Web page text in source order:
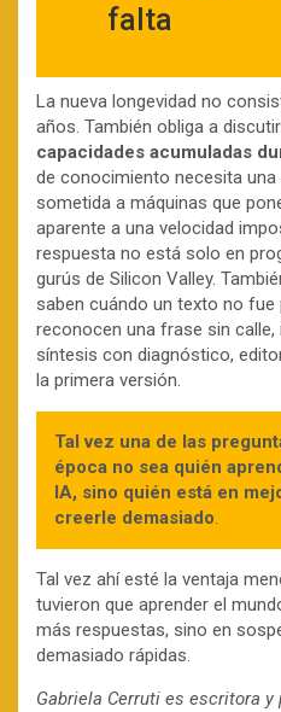
falta
La nueva longevidad no
años. También obliga a discutir
capacidades acumuladas
de conocimiento necesita
sometida a máquinas que
aparente a una velocidad
respuesta no está solo en
gurús de Silicon Valley.
saben cuándo un texto no
reconocen una frase sin
síntesis con diagnóstico,
la primera versión.
Tal vez una de las
época no sea quién
IA, sino quién está en
creerle demasiado.
Tal vez ahí esté la ventaja
tuvieron que aprender el
más respuestas, sino en
demasiado rápidas.
Gabriela Cerruti es escritora